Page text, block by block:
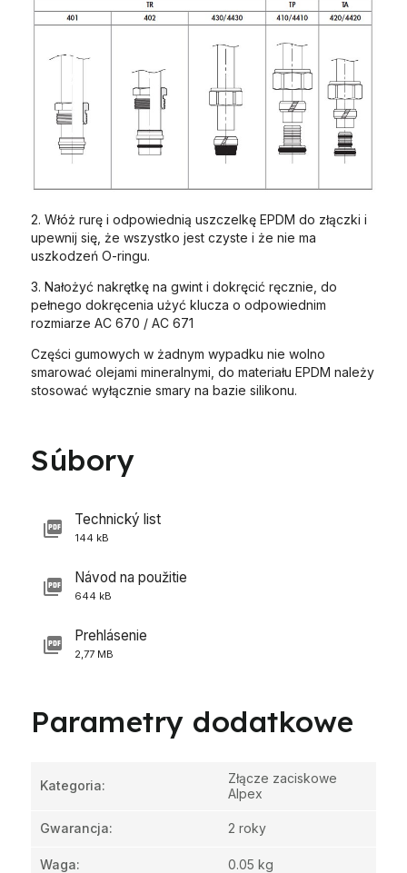
2. Włóż rurę i odpowiednią uszczelkę EPDM do złączki i
upewnij się, że wszystko jest czyste i że nie ma
uszkodzeń O-ringu.
3. Nałożyć nakrętkę na gwint i dokręcić ręcznie, do
pełnego dokręcenia użyć klucza o odpowiednim
rozmiarze AC 670 / AC 671
Części gumowych w żadnym wypadku nie wolno
smarować olejami mineralnymi, do materiału EPDM należy
stosować wyłącznie smary na bazie silikonu.
Súbory
Technický list
144 kB
Návod na použitie
644 kB
Prehlásenie
2,77 MB
Parametry dodatkowe
Kategoria:
Złącze zaciskowe
Alpex
Gwarancja: 2 roky
Waga: 0.05 kg